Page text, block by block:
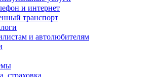
и интернет
транспорт
и автолюбителям